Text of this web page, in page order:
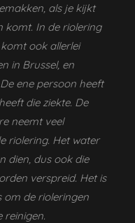
als je kijkt
komt. In de riolering
ook allerlei
in Brussel, en
ene persoon heeft
die ziekte. De
neemt veel
riolering. Het water
dien, dus ook die
verspreid. Het is
de rioleringen
reinigen.